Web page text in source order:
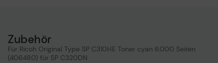
Zubehör
Für Ricoh Original Type SP C310HE Toner cyan 6.000 Seiten
(406480) für SP C320DN